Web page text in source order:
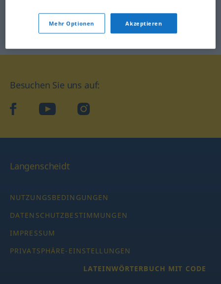
Besuchen Sie uns auf:
facebookYouTube Instagram
Langenscheidt
NUTZUNGSBEDINGUNGEN
DATENSCHUTZBESTIMMUNGEN
IMPRESSUM
PRIVATSPHÄRE-EINSTELLUNGEN
LATEINWÖRTERBUCH MIT CODE
Mehr Optionen Akzeptieren